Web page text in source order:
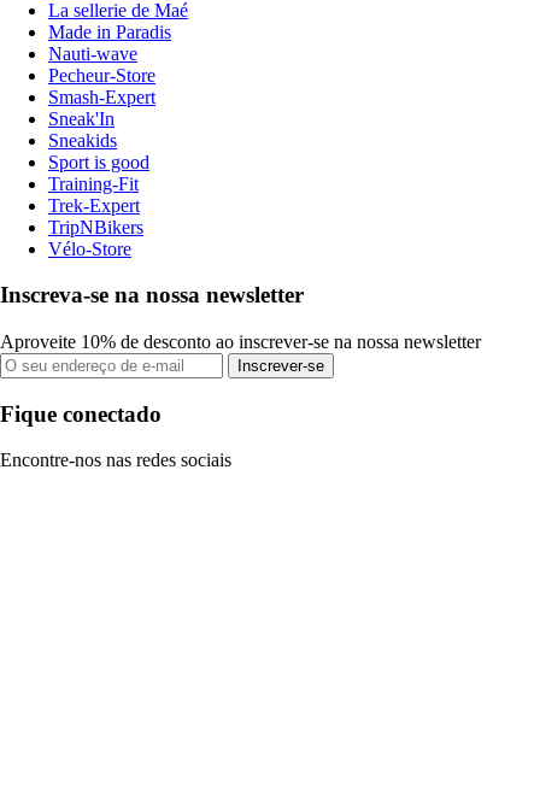
La sellerie de Maé
Made in Paradis
Nauti-wave
Pecheur-Store
Smash-Expert
Sneak'In
Sneakids
Sport is good
Training-Fit
Trek-Expert
TripNBikers
Vélo-Store
Inscreva-se na nossa newsletter
Aproveite 10% de desconto ao inscrever-se na nossa newsletter
Inscrever-se
Fique conectado
Encontre-nos nas redes sociais